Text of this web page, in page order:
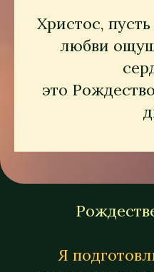
Христос,
любви
это
Я